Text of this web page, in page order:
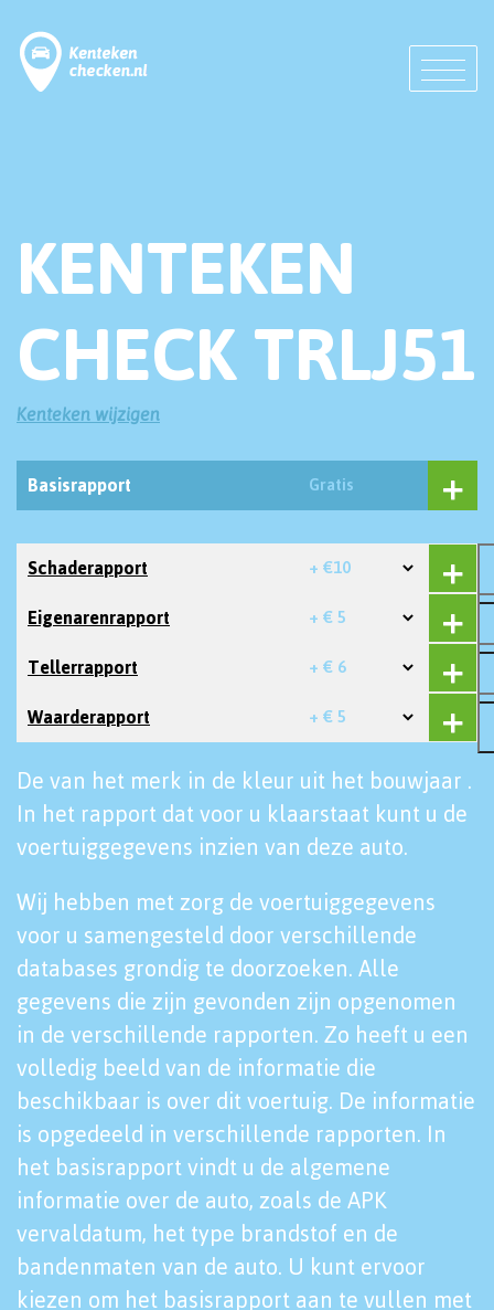
KENTEKEN
CHECK TRLJ51
Kenteken wijzigen
Basisrapport Gratis
Schaderapport + €10
Eigenarenrapport + € 5
Tellerrapport + € 6
Waarderapport + € 5
De van het merk in de kleur uit het bouwjaar .
In het rapport dat voor u klaarstaat kunt u de
voertuiggegevens inzien van deze auto.
Wij hebben met zorg de voertuiggegevens
voor u samengesteld door verschillende
databases grondig te doorzoeken. Alle
gegevens die zijn gevonden zijn opgenomen
in de verschillende rapporten. Zo heeft u een
volledig beeld van de informatie die
beschikbaar is over dit voertuig. De informatie
is opgedeeld in verschillende rapporten. In
het basisrapport vindt u de algemene
informatie over de auto, zoals de APK
vervaldatum, het type brandstof en de
bandenmaten van de auto. U kunt ervoor
kiezen om het basisrapport aan te vullen met